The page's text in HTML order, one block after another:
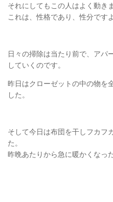
それにしてもこの人はよく動き
これは、性格であり、性分ですよ
日々の掃除は当たり前で、アパ
していくのです。
昨日はクローゼットの中の物を
した。
そして今日は布団を干しフカフ
た。
昨晩あたりから急に暖かくなっ